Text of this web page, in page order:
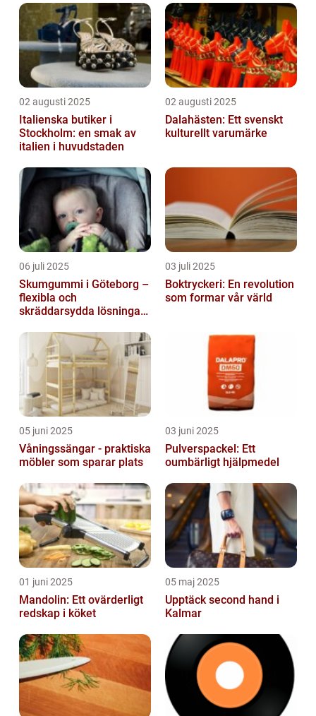
02 augusti 2025
Italienska butiker i
Stockholm: en smak av
italien i huvudstaden
02 augusti 2025
Dalahästen: Ett svenskt
kulturellt varumärke
06 juli 2025
Skumgummi i Göteborg –
flexibla och
skräddarsydda lösningar
03 juli 2025
Boktryckeri: En revolution
som formar vår värld
05 juni 2025
Våningssängar - praktiska
möbler som sparar plats
03 juni 2025
Pulverspackel: Ett
oumbärligt hjälpmedel
01 juni 2025
Mandolin: Ett ovärderligt
redskap i köket
05 maj 2025
Upptäck second hand i
Kalmar